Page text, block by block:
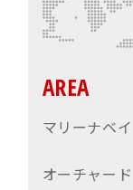
AREA
マリーナベイ
オーチャード